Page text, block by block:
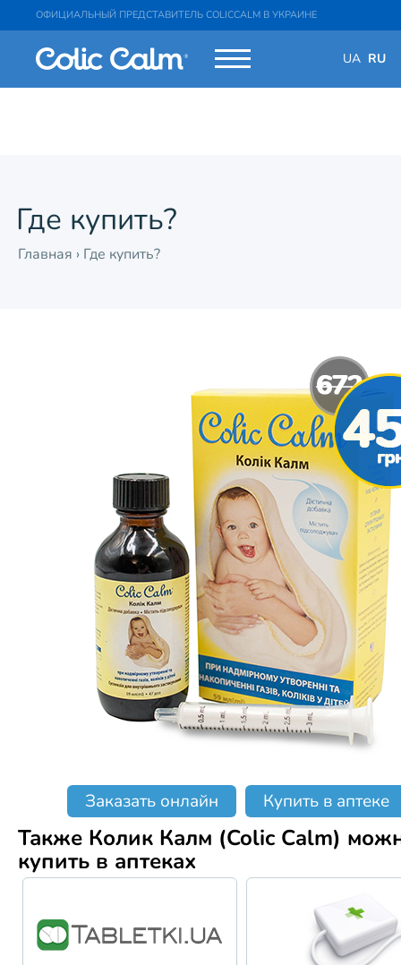
ОФИЦИАЛЬНЫЙ ПРЕДСТАВИТЕЛЬ COLICCALM В УКРАИНЕ
UA RU
Где купить?
Главная › Где купить?
Заказать онлайн Купить в аптеке
Также Колик Калм (Colic Calm)
купить в аптеках